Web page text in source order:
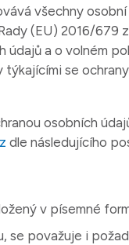
všechny
(EU) 2016/679
a o volném
se
osobních
dle následujícího
v písemné
se považuje i